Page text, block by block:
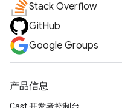
Stack Overflow
GitHub
Google Groups
产品信息